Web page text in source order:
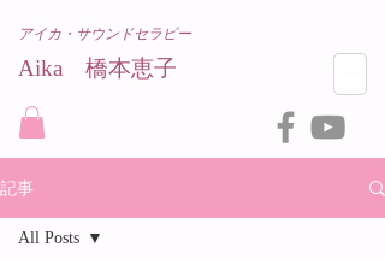
Aika 橋本恵子​
アイカ・サウンドセラピー
記事
All Posts